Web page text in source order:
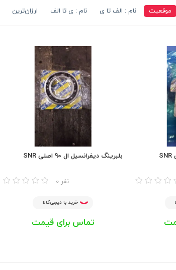
موقعیت نام : الف تا ی نام : ی تا الف ارزان‌ترین
بلبرینگ دیفرانسیل ال 90 اصلی SNR
0 نفر
خرید با دیجی‌کالا
تماس برای قیمت